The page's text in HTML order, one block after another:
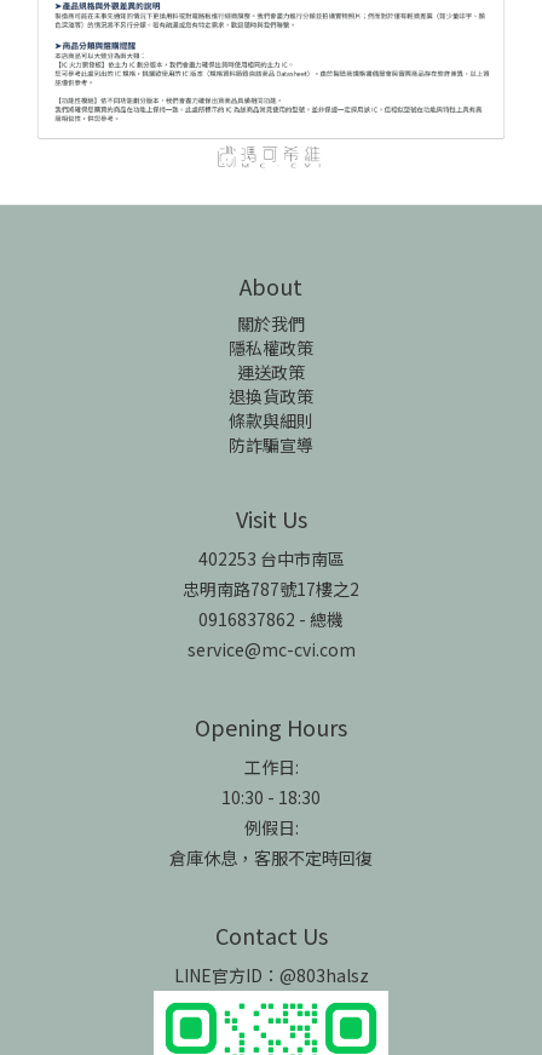
About
關於我們
隱私權政策
運送政策
退換貨政策
條款與細則
防詐騙宣導
Visit Us
402253 台中市南區
忠明南路787號17樓之2
0916837862 - 總機
service@mc-cvi.com
Opening Hours
工作日:
10:30 - 18:30
例假日:
倉庫休息，客服不定時回復
Contact Us
LINE官方ID：@803halsz